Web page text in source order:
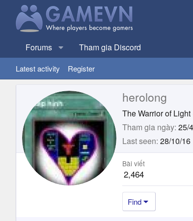
Forums Tham gia Discord
Latest activity Register
herolong
The Warrior of Light
Tham gia ngày 25/
Last seen 28/10/16
Bài viết
2,464
Find